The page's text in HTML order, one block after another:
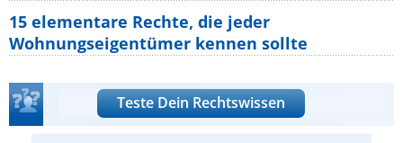
15 elementare Rechte, die jeder
Wohnungseigentümer kennen sollte
Teste Dein Rechtswissen